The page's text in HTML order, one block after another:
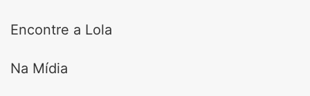
Encontre a Lola
Na Mídia